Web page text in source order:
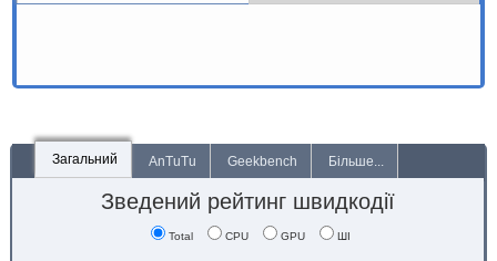
Загальний AnTuTu Geekbench Більше...
Зведений рейтинг швидкодії
Total CPU GPU ШІ